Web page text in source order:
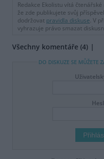
Redakce Ekolistu vítá
že zde publikujete svůj
dodržovat pravidla diskuse. V
vyhrazuje právo smazat
Všechny komentáře (4)
DO DISKUZE SE MŮŽETE